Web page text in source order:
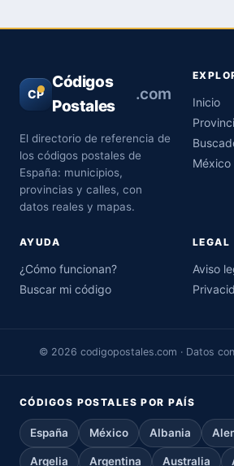
CP
Códigos
Postales
.com
El directorio de referencia de
los códigos postales de
España: municipios,
provincias y calles, con
datos reales y mapas.
Inicio
México
AYUDA
¿Cómo funcionan?
Buscar mi código
LEGAL
Aviso
© 2026 codigopostales.com · Datos
CÓDIGOS POSTALES POR PAÍS
España México Albania
Argelia Argentina Australia